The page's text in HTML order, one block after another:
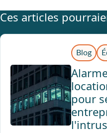
Ces articles
Blog
pour